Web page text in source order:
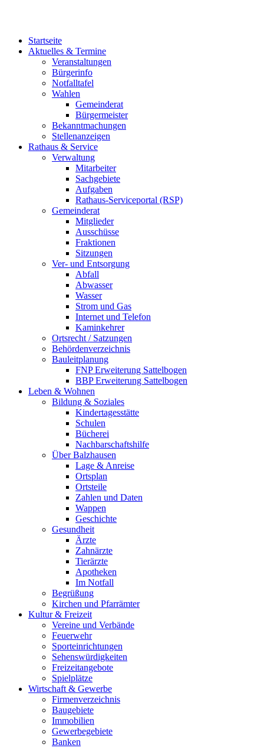
Startseite
Aktuelles & Termine
Veranstaltungen
Bürgerinfo
Notfalltafel
Wahlen
Gemeinderat
Bürgermeister
Bekanntmachungen
Stellenanzeigen
Rathaus & Service
Verwaltung
Mitarbeiter
Sachgebiete
Aufgaben
Rathaus-Serviceportal (RSP)
Gemeinderat
Mitglieder
Ausschüsse
Fraktionen
Sitzungen
Ver- und Entsorgung
Abfall
Abwasser
Wasser
Strom und Gas
Internet und Telefon
Kaminkehrer
Ortsrecht / Satzungen
Behördenverzeichnis
Bauleitplanung
FNP Erweiterung Sattelbogen
BBP Erweiterung Sattelbogen
Leben & Wohnen
Bildung & Soziales
Kindertagesstätte
Schulen
Bücherei
Nachbarschaftshilfe
Über Balzhausen
Lage & Anreise
Ortsplan
Ortsteile
Zahlen und Daten
Wappen
Geschichte
Gesundheit
Ärzte
Zahnärzte
Tierärzte
Apotheken
Im Notfall
Begrüßung
Kirchen und Pfarrämter
Kultur & Freizeit
Vereine und Verbände
Feuerwehr
Sporteinrichtungen
Sehenswürdigkeiten
Freizeitangebote
Spielplätze
Wirtschaft & Gewerbe
Firmenverzeichnis
Baugebiete
Immobilien
Gewerbegebiete
Banken